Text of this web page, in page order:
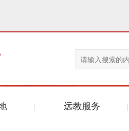
远教服务